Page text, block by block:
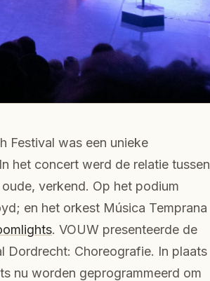
Festival was een unieke
het concert werd de relatie tussen
verkend. Op het podium
en het orkest Música Temprana
. VOUW presenteerde de
Dordrecht: Choreografie. In plaats
nu worden geprogrammeerd om